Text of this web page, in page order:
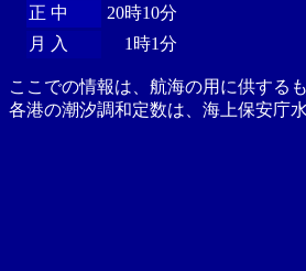
正 中
20時10分
月 入
1時1分
ここでの情報は、航海の用に供する
各港の潮汐調和定数は、海上保安庁